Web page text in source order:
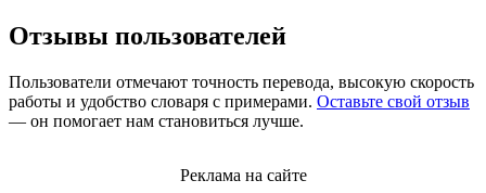
Отзывы пользователей
Пользователи отмечают точность перевода, высокую скорость
работы и удобство словаря с примерами. Оставьте свой отзыв
— он помогает нам становиться лучше.
Реклама на сайте